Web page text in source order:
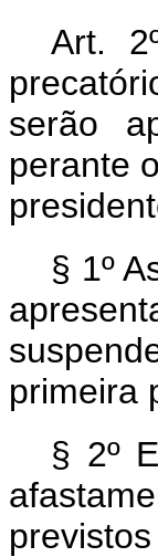
Art.
serão
perante
§ 1º
primeira
§ 2º